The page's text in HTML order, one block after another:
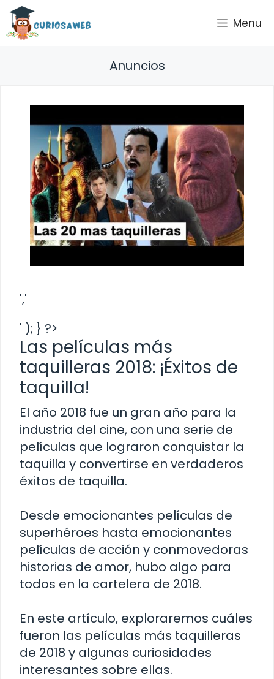
Saltar
contenido
Menu
Anuncios
','
' ); } ?>
Las películas más
taquilleras 2018: ¡Éxitos de
taquilla!
El año 2018 fue un gran año para la
industria del cine, con una serie de
películas que lograron conquistar la
taquilla y convertirse en verdaderos
éxitos de taquilla.
Desde emocionantes películas de
superhéroes hasta emocionantes
películas de acción y conmovedoras
historias de amor, hubo algo para
todos en la cartelera de 2018.
En este artículo, exploraremos cuáles
fueron las películas más taquilleras
de 2018 y algunas curiosidades
interesantes sobre ellas.